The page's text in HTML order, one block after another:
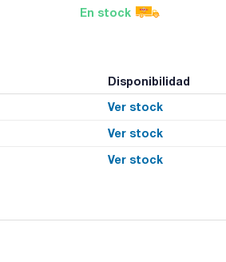
En stock
Disponibilidad
Ver stock
Ver stock
Ver stock